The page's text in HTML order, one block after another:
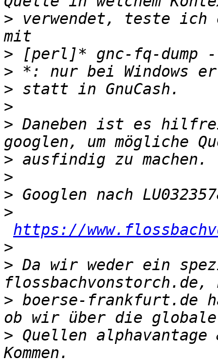
> verwendet, teste
>
>
>
>
> Daneben ist es
>
>
>
>
https://
>
> Da wir weder ein
> boerse-frankfurt.de
> Quellen alphavantage